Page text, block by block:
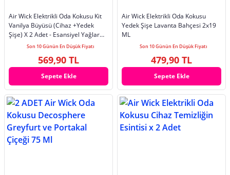
Air Wick Elektrikli Oda Kokusu Kit
Vanilya Büyüsü (Cihaz +Yedek
Şişe) X 2 Adet - Esansiyel Yağlar
Içerir*Son 10 Günün En Düşük Fiyatı
569,90 TL
Sepete Ekle
Air Wick Elektrikli Oda Kokusu
Yedek Şişe Lavanta Bahçesi 2x19
ML
Son 10 Günün En Düşük Fiyatı
479,90 TL
Sepete Ekle